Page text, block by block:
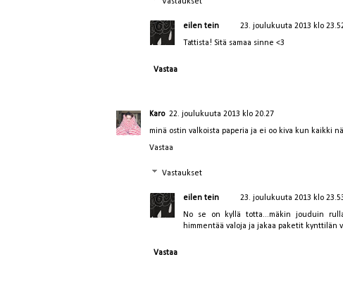
eilen tein
23. joulukuuta 2013 klo
Tattista! Sitä samaa sinne <3
Vastaa
Karo 22. joulukuuta 2013 klo 20.27
minä ostin valkoista paperia ja ei oo kiva kun kaikki
Vastaa
Vastaukset
eilen tein
23. joulukuuta 2013 klo
No se on kyllä totta...mäkin jouduin
himmentää valoja ja jakaa paketit kynttilän
Vastaa